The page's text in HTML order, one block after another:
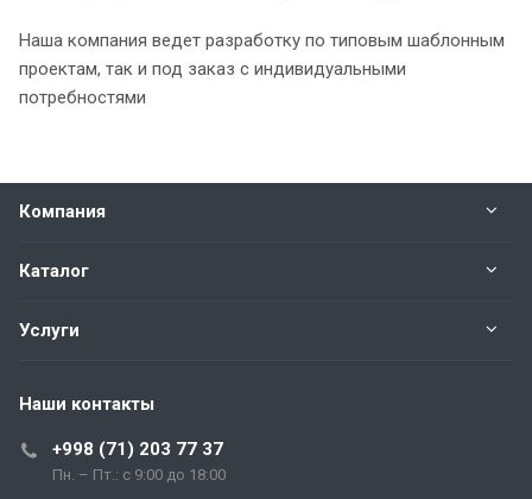
Наша компания ведет разработку по типовым шаблонным
проектам, так и под заказ с индивидуальными
потребностями
Компания
Каталог
Услуги
Наши контакты
+998 (71) 203 77 37
Пн. – Пт.: с 9:00 до 18:00